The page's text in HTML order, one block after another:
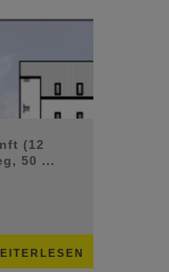
(12
50 ...